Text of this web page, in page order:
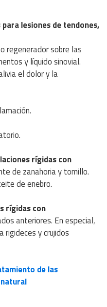
lesiones de tendones,
regenerador sobre las
y líquido sinovial.
el dolor y la
rígidas con
de zanahoria y tomillo.
de enebro.
rígidas con
anteriores. En especial,
y crujidos
de las